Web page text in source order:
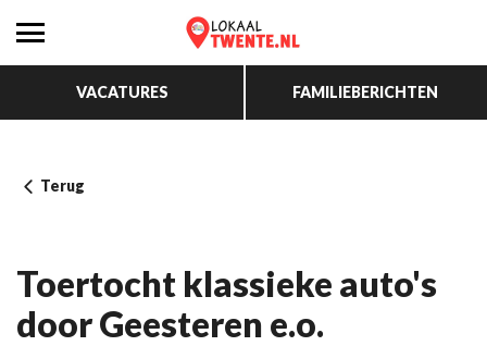
VACATURES FAMILIEBERICHTEN
Terug
Toertocht klassieke auto's
door Geesteren e.o.